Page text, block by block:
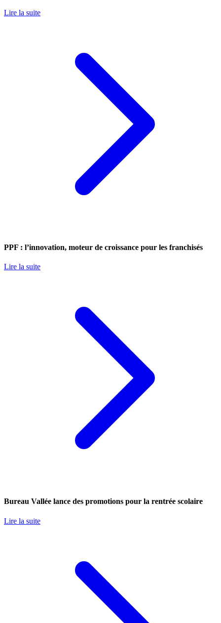
Lire la suite
PPF : l’innovation, moteur de croissance pour les franchisés
Lire la suite
Bureau Vallée lance des promotions pour la rentrée scolaire
Lire la suite